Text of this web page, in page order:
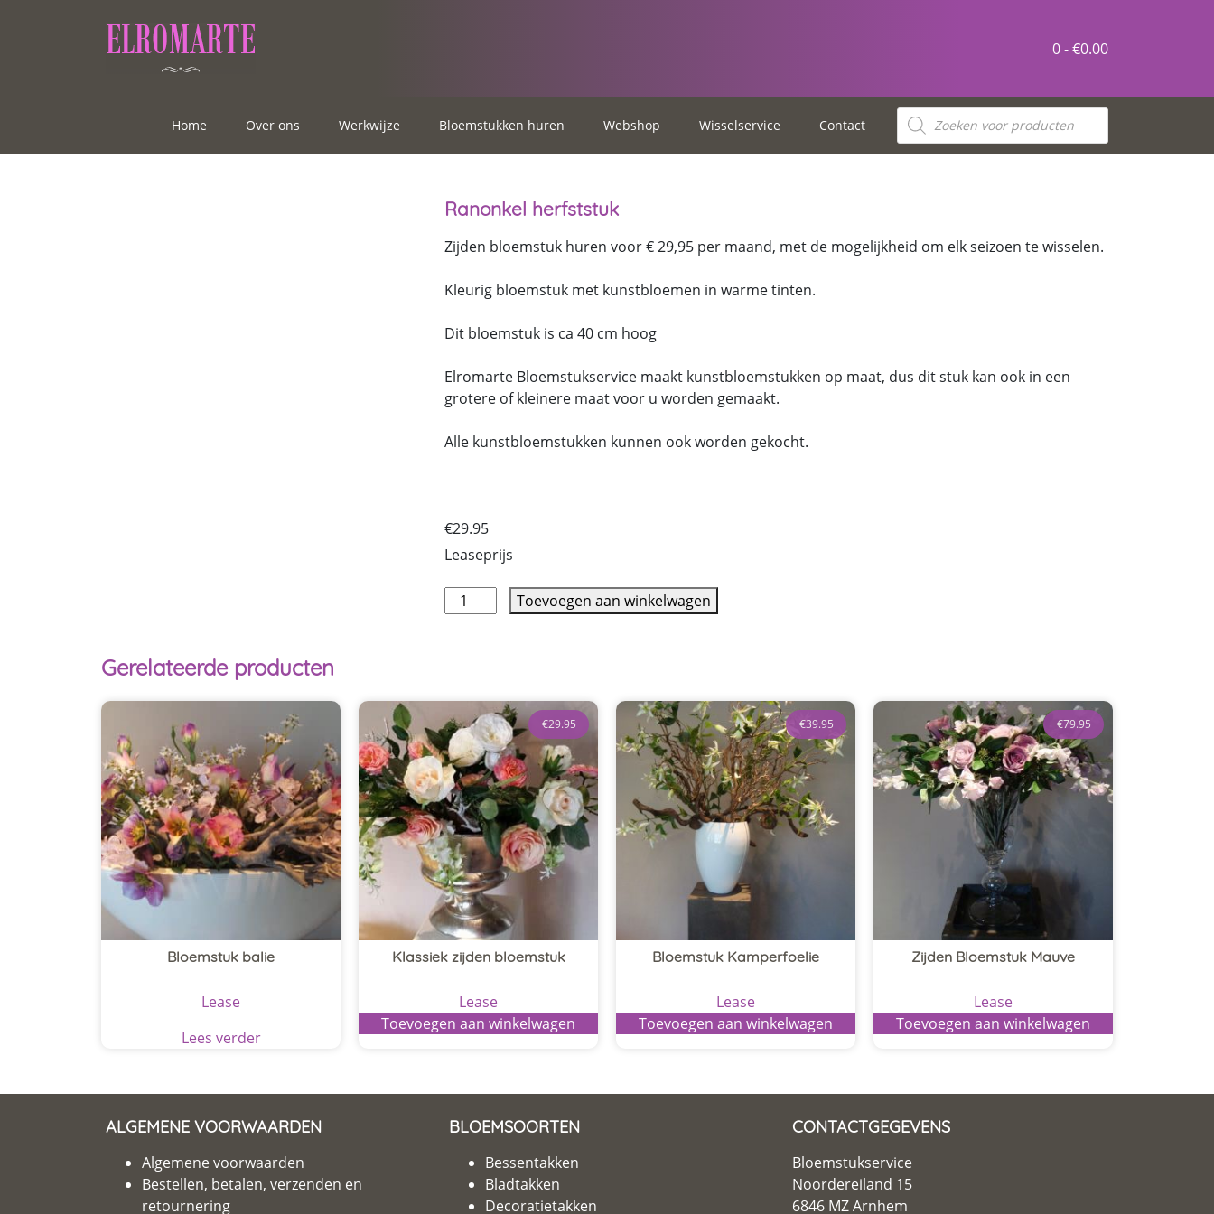
0 -€0.00
Home Over ons Werkwijze Bloemstukken huren Webshop Wisselservice Contact
Ranonkel herfststuk
Zijden bloemstuk huren voor € 29,95 per maand, met de mogelijkheid om elk seizoen te wisselen.
Kleurig bloemstuk met kunstbloemen in warme tinten.
Dit bloemstuk is ca 40 cm hoog
Elromarte Bloemstukservice maakt kunstbloemstukken op maat, dus dit stuk kan ook in een
grotere of kleinere maat voor u worden gemaakt.
Alle kunstbloemstukken kunnen ook worden gekocht.
€29.95
Leaseprijs
Toevoegen aan winkelwagen
Gerelateerde producten
Bloemstuk balie
Lease
Lees verder
Klassiek zijden bloemstuk
€29.95
Lease
Toevoegen aan winkelwagen
Bloemstuk Kamperfoelie
€39.95
Lease
Toevoegen aan winkelwagen
Zijden Bloemstuk Mauve
€79.95
Lease
Toevoegen aan winkelwagen
ALGEMENE VOORWAARDEN
Algemene voorwaarden
Bestellen, betalen, verzenden en
retournering
BLOEMSOORTEN
Bessentakken
Bladtakken
Decoratietakken
CONTACTGEGEVENS
Bloemstukservice
Noordereiland 15
6846 MZ Arnhem